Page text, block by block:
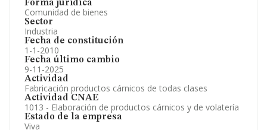
Forma jurídica
Comunidad de bienes
Sector
Industria
Fecha de constitución
1-1-2010
Fecha último cambio
9-11-2025
Actividad
Fabricación productos cárnicos de todas clases
Actividad CNAE
1013 - Elaboración de productos cárnicos y de volatería
Estado de la empresa
Viva